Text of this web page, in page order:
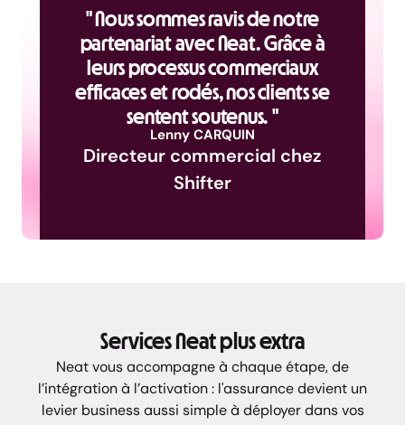
" Nous sommes ravis de notre
partenariat avec Neat. Grâce à
leurs processus commerciaux
efficaces et rodés, nos clients se
sentent soutenus. "
Lenny CARQUIN
Directeur commercial chez
Shifter
Services Neat plus extra
Neat vous accompagne à chaque étape, de
l’intégration à l’activation : l'assurance devient un
levier business aussi simple à déployer dans vos